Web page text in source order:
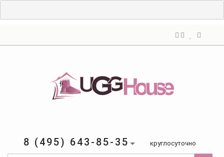
8 (495) 643-85-35 круглосуточно